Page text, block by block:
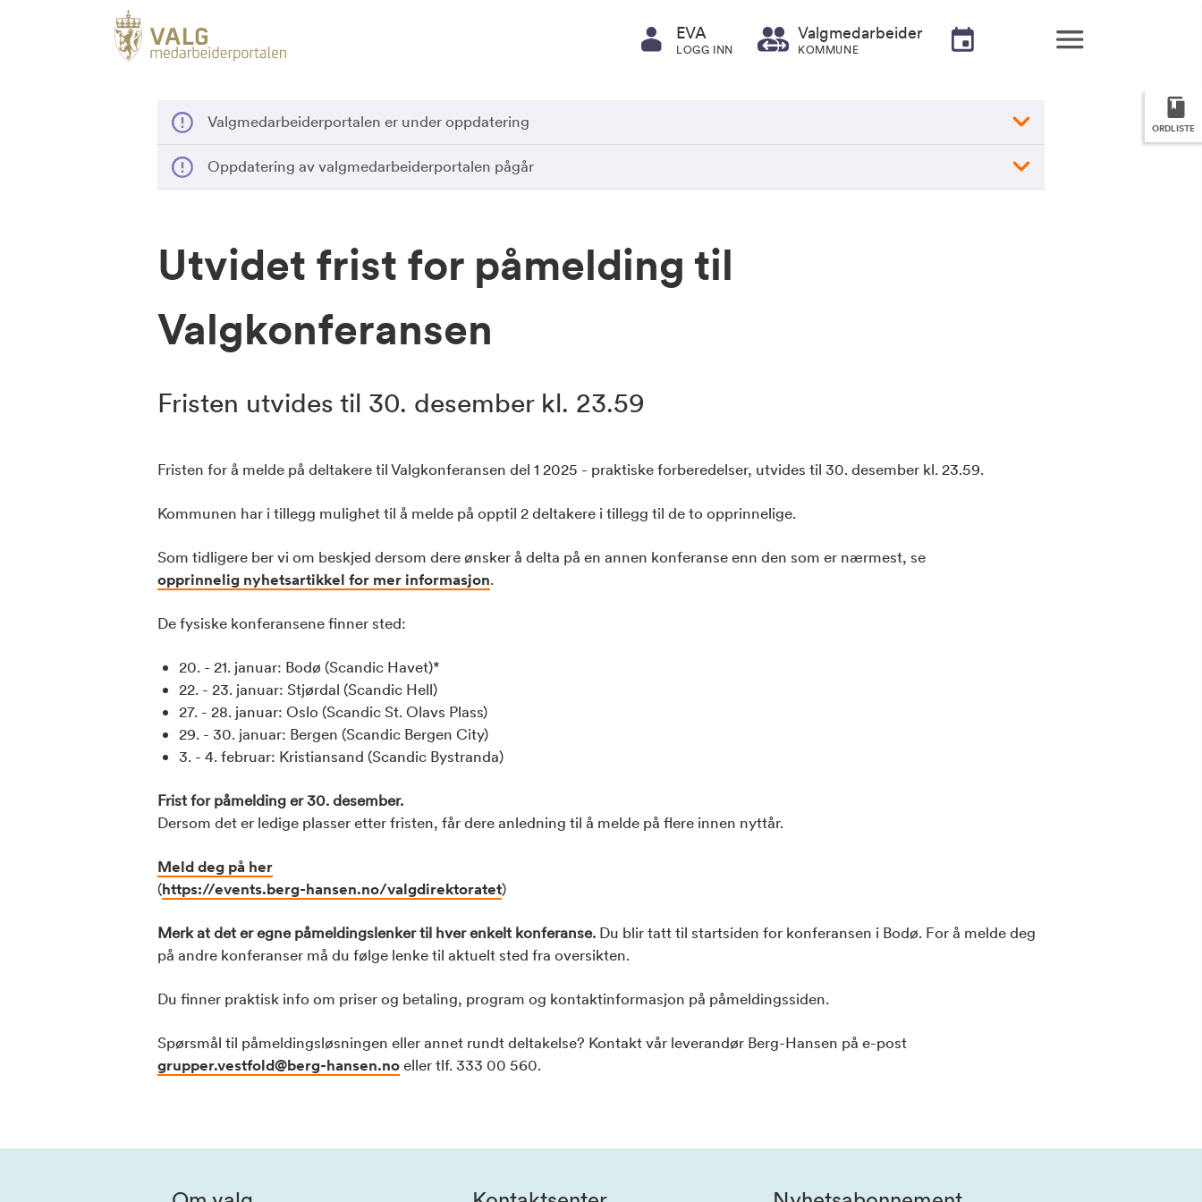
ORDLISTE
EVA
LOGG INN
Valgmedarbeider
KOMMUNE
Valgmedarbeiderportalen er under oppdatering
Oppdatering av valgmedarbeiderportalen pågår
Utvidet frist for påmelding til
Valgkonferansen
Fristen utvides til 30. desember kl. 23.59
Fristen for å melde på deltakere til Valgkonferansen del 1 2025 - praktiske forberedelser, utvides til 30. desember kl. 23.59.
Kommunen har i tillegg mulighet til å melde på opptil 2 deltakere i tillegg til de to opprinnelige.
Som tidligere ber vi om beskjed dersom dere ønsker å delta på en annen konferanse enn den som er nærmest, se
opprinnelig nyhetsartikkel for mer informasjon.
De fysiske konferansene finner sted:
20. - 21. januar: Bodø (Scandic Havet)*
22. - 23. januar: Stjørdal (Scandic Hell)
27. - 28. januar: Oslo (Scandic St. Olavs Plass)
29. - 30. januar: Bergen (Scandic Bergen City)
3. - 4. februar: Kristiansand (Scandic Bystranda)
Frist for påmelding er 30. desember.
Dersom det er ledige plasser etter fristen, får dere anledning til å melde på flere innen nyttår.
Meld deg på her
(https://events.berg-hansen.no/valgdirektoratet)
Merk at det er egne påmeldingslenker til hver enkelt konferanse. Du blir tatt til startsiden for konferansen i Bodø. For å melde deg
på andre konferanser må du følge lenke til aktuelt sted fra oversikten.
Du finner praktisk info om priser og betaling, program og kontaktinformasjon på påmeldingssiden.
Spørsmål til påmeldingsløsningen eller annet rundt deltakelse? Kontakt vår leverandør Berg-Hansen på e-post
grupper.vestfold@berg-hansen.noeller tlf. 333 00 560.